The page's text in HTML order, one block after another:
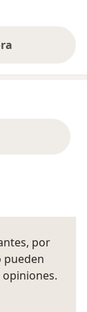
por
pueden